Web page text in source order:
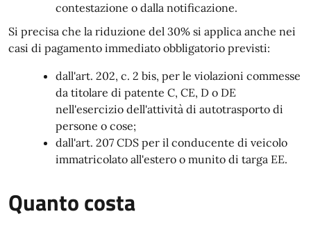
contestazione o dalla notificazione.
Si precisa che la riduzione del 30% si applica anche nei
casi di​ ​pagamento​ ​immediato obbligatorio previsti:
dall'art. 202, c. 2 bis, per le violazioni commesse
da titolare di patente C, CE, D o DE
nell'esercizio dell'attività di autotrasporto di
persone o cose;
dall'art. 207 CDS per il conducente di veicolo
immatricolato all'estero o munito di targa EE.
Quanto costa